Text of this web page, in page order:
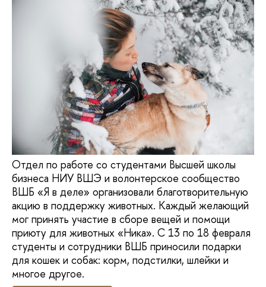
Отдел по работе со студентами Высшей школы
бизнеса НИУ ВШЭ и волонтерское сообщество
ВШБ «Я в деле» организовали благотворительную
акцию в поддержку животных. Каждый желающий
мог принять участие в сборе вещей и помощи
приюту для животных «Ника». С 13 по 18 февраля
студенты и сотрудники ВШБ приносили подарки
для кошек и собак: корм, подстилки, шлейки и
многое другое.